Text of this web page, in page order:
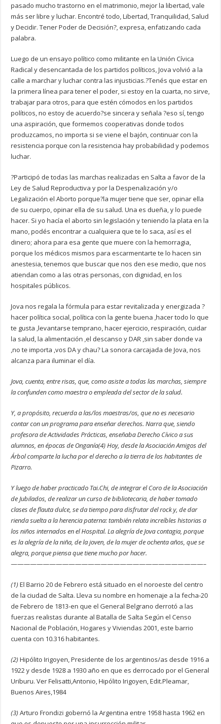
pasado mucho trastorno en el matrimonio, mejor la libertad, vale
más ser libre y luchar. Encontré todo, Libertad, Tranquilidad, Salud
y Decidir. Tener Poder de Decisión?, expresa, enfatizando cada
palabra.
Luego de un ensayo político como militante en la Unión Cívica
Radical y desencantada de los partidos políticos, Jova volvió a la
calle a marchar y luchar contra las injusticias.?Tenés que estar en
la primera línea para tener el poder, si estoy en la cuarta, no sirve,
trabajar para otros, para que estén cómodos en los partidos
políticos, no estoy de acuerdo?se sincera y señala ?eso sí, tengo
una aspiración, que formemos cooperativas donde todos
produzcamos, no importa si se viene el bajón, continuar con la
resistencia porque con la resistencia hay probabilidad y podemos
luchar.
?Participó de todas las marchas realizadas en Salta a favor de la
Ley de Salud Reproductiva y por la Despenalización y/o
Legalización el Aborto porque?la mujer tiene que ser, opinar ella
de su cuerpo, opinar ella de su salud. Una es dueña, y lo puede
hacer. Si yo hacía el aborto sin legislación y teniendo la plata en la
mano, podés encontrar a cualquiera que te lo saca, así es el
dinero; ahora para esa gente que muere con la hemorragia,
porque los médicos mismos para escarmentarte te lo hacen sin
anestesia, tenemos que buscar que nos den ese medio, que nos
atiendan como a las otras personas, con dignidad, en los
hospitales públicos.
Jova nos regala la fórmula para estar revitalizada y energizada ?
hacer política social, política con la gente buena ,hacer todo lo que
te gusta ,levantarse temprano, hacer ejercicio, respiración, cuidar
la salud, la alimentación ,el descanso y DAR ,sin saber donde va
,no te importa ,vos DA y chau? La sonora carcajada de Jova, nos
alcanza para iluminar el día.
Jova, cuenta, entre risas, que, como asiste a todas las marchas, siempre
la confunden como maestra o empleada del sector de la salud.
Y, a propósito, recuerda a las/los maestras/os, que no es necesario
contar con un programa para enseñar derechos. Narra que, siendo
profesora de Actividades Prácticas, enseñaba Derecho Cívico a sus
alumnos, en épocas de Onganía(4)Hoy, desde la Asociación Amigos del
Árbol comparte la lucha por el derecho a la tierra de los habitantes de
Pizarro.
Y luego de haber practicado Tai.Chi, de integrar el Coro de la Asociación
de Jubilados, de realizar un curso de bibliotecaria, de haber tomado
clases de flauta dulce, se da tiempo para disfrutar del rock y, de dar
rienda suelta a la herencia paterna: también relata increíbles historias a
los niños internados en el Hospital. La alegría de Jova contagia, porque
es la alegría de la niña, de la joven, de la mujer de ochenta años, que se
alegra, porque piensa que tiene mucho por hacer.
——————————————————————————————–
(1)El Barrio 20 de Febrero está situado en el noroeste del centro
de la ciudad de Salta. Lleva su nombre en homenaje a la fecha-20
de Febrero de 1813-en que el General Belgrano derrotó a las
fuerzas realistas durante al Batalla de Salta Según el Censo
Nacional de Población, Hogares y Viviendas 2001, este barrio
cuenta con 10.316 habitantes.
(2)Hipólito Irigoyen, Presidente de los argentinos/as desde 1916 a
1922 y desde 1928 a 1930 año en que es derrocado por el General
Uriburu. Ver Felisatti,Antonio, Hipólito Irigoyen, Edit.Pleamar,
Buenos Aires,1984
(3)Arturo Frondizi gobernó la Argentina entre 1958 hasta 1962 en